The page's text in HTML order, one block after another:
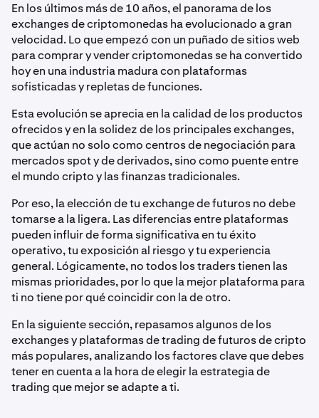
En los últimos más de 10 años, el panorama de los
exchanges de criptomonedas ha evolucionado a gran
velocidad. Lo que empezó con un puñado de sitios web
para comprar y vender criptomonedas se ha convertido
hoy en una industria madura con plataformas
sofisticadas y repletas de funciones.
Esta evolución se aprecia en la calidad de los productos
ofrecidos y en la solidez de los principales exchanges,
que actúan no solo como centros de negociación para
mercados spot y de derivados, sino como puente entre
el mundo cripto y las finanzas tradicionales.
Por eso, la elección de tu exchange de futuros no debe
tomarse a la ligera. Las diferencias entre plataformas
pueden influir de forma significativa en tu éxito
operativo, tu exposición al riesgo y tu experiencia
general. Lógicamente, no todos los traders tienen las
mismas prioridades, por lo que la mejor plataforma para
ti no tiene por qué coincidir con la de otro.
En la siguiente sección, repasamos algunos de los
exchanges y plataformas de trading de futuros de cripto
más populares, analizando los factores clave que debes
tener en cuenta a la hora de elegir la estrategia de
trading que mejor se adapte a ti.